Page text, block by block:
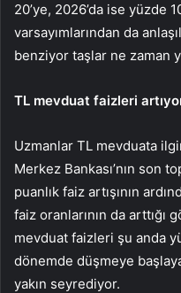
20’ye, 2026’da ise yüzde
varsayımlarından da
benziyor taşlar ne zaman
TL mevduat faizleri
Uzmanlar TL mevduata
Merkez Bankası’nın son
puanlık faiz artışının
faiz oranlarının da arttığı
mevduat faizleri şu anda
dönemde düşmeye
yakın seyrediyor.